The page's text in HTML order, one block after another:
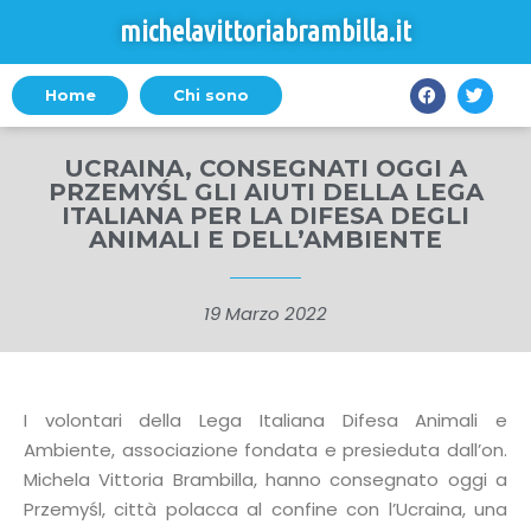
michelavittoriabrambilla.it
Home Chi sono
UCRAINA, CONSEGNATI OGGI A
PRZEMYŚL GLI AIUTI DELLA LEGA
ITALIANA PER LA DIFESA DEGLI
ANIMALI E DELL’AMBIENTE
19 Marzo 2022
I volontari della Lega Italiana Difesa Animali e
Ambiente, associazione fondata e presieduta dall’on.
Michela Vittoria Brambilla, hanno consegnato oggi a
Przemyśl, città polacca al confine con l’Ucraina, una